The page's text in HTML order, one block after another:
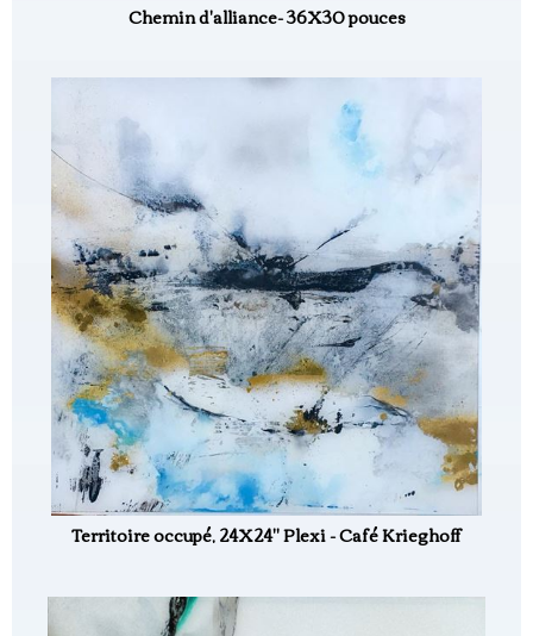
Chemin d'alliance- 36X30 pouces
Territoire occupé, 24X24" Plexi - Café Krieghoff